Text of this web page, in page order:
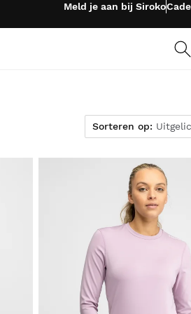
Meld je aan bij Siroko
Sorteren op
Sorteren op: